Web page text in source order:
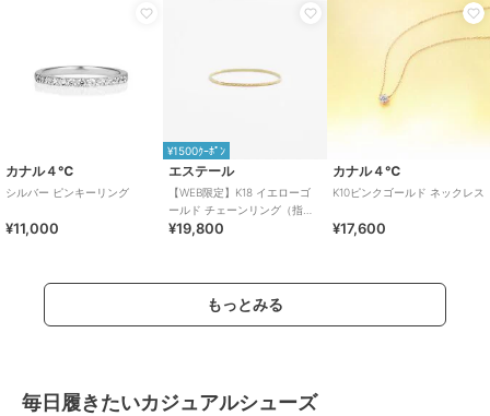
カナル４℃
シルバー ピンキーリング
¥11,000
¥1500ｸｰﾎﾟﾝ
エステール
【WEB限定】K18 イエローゴ
ールド チェーンリング（指
輪）※ピンキーサイズあり
¥19,800
カナル４℃
K10ピンクゴールド ネックレス
¥17,600
もっとみる
毎日履きたいカジュアルシューズ